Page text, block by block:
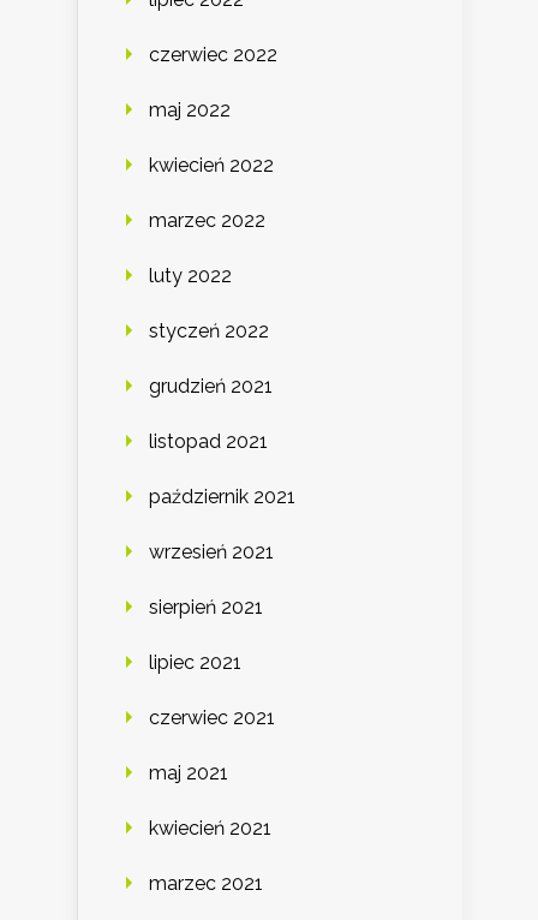
czerwiec 2022
maj 2022
kwiecień 2022
marzec 2022
luty 2022
styczeń 2022
grudzień 2021
listopad 2021
październik 2021
wrzesień 2021
sierpień 2021
lipiec 2021
czerwiec 2021
maj 2021
kwiecień 2021
marzec 2021